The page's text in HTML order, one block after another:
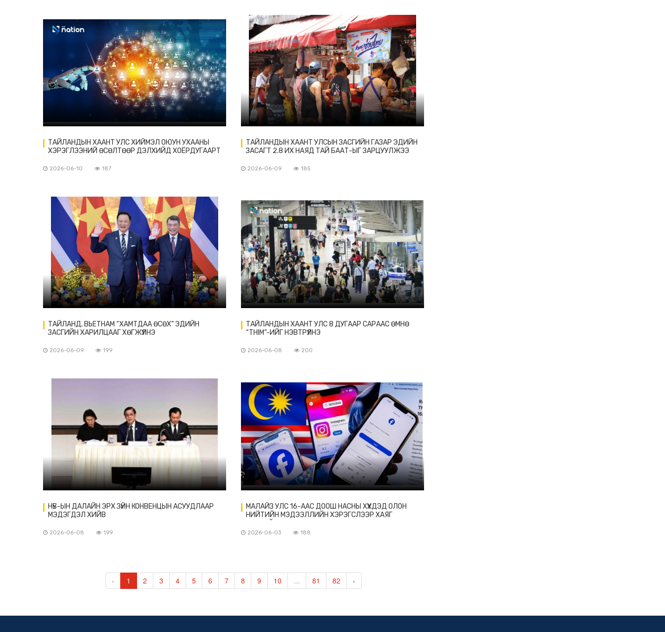
ТАЙЛАНДЫН ХААНТ УЛС ХИЙМЭЛ ОЮУН УХААНЫ
ХЭРЭГЛЭЭНИЙ ӨСӨЛТӨӨР ДЭЛХИЙД ХОЁРДУГААРТ
2026-06-10 187
ТАЙЛАНДЫН ХААНТ УЛСЫН ЗАСГИЙН ГАЗАР ЭДИЙН
ЗАСАГТ 2.8 ИХ НАЯД ТАЙ БААТ-ЫГ ЗАРЦУУЛЖЭЭ
2026-06-09 185
ТАЙЛАНД, ВЬЕТНАМ “ХАМТДАА ӨСӨХ” ЭДИЙН
ЗАСГИЙН ХАРИЛЦААГ ХӨГЖҮҮЛНЭ
2026-06-09 199
ТАЙЛАНДЫН ХААНТ УЛС 8 ДУГААР САРААС ӨМНӨ
“THIM”-ИЙГ НЭВТРҮҮЛНЭ
2026-06-08 200
НҮБ-ЫН ДАЛАЙН ЭРХ ЗҮЙН КОНВЕНЦЫН АСУУДЛААР
МЭДЭГДЭЛ ХИЙВ
2026-06-08 199
МАЛАЙЗ УЛС 16-ААС ДООШ НАСНЫ ХҮҮХДЭД ОЛОН
НИЙТИЙН МЭДЭЭЛЛИЙН ХЭРЭГСЛЭЭР ХАЯГ
2026-06-03 188
‹ 1 2 3 4 5 6 7 8 9 10 ... 81 82 ›